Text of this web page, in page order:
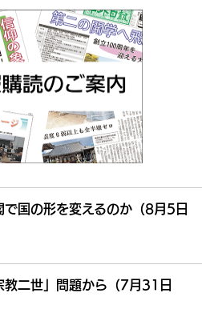
国の形を変えるのか（8月5日
二世」問題から（7月31日